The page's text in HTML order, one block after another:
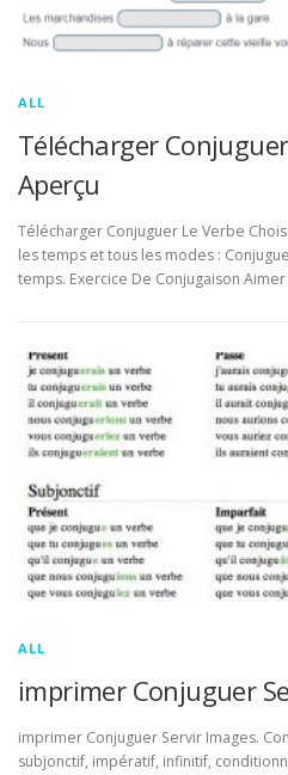
ALL
Télécharger
Aperçu
Télécharger Conjuguer Le Verbe
les temps et tous les modes :
temps. Exercice De Conjugaison
ALL
imprimer Conjuguer
imprimer Conjuguer Servir Images.
subjonctif, impératif, infinitif,